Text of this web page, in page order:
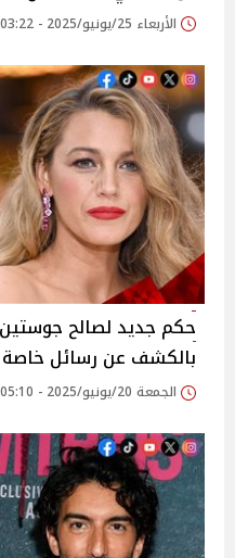
الأربعاء 25/يونيو/2025 - 03:22 م
حكم جديد لصالح جوستين
بالكشف عن رسائل
الجمعة 20/يونيو/2025 - 05:10 م